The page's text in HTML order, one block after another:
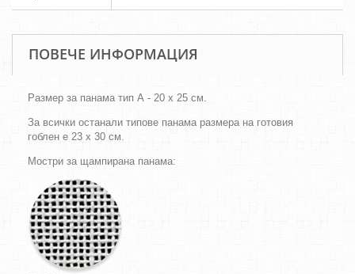
ПОВЕЧЕ ИНФОРМАЦИЯ
Размер за панама тип А - 20 х 25 см.
За всички останали типове панама размера на готовия
гоблен е 23 х 30 см.
Мостри за щампирана панама: